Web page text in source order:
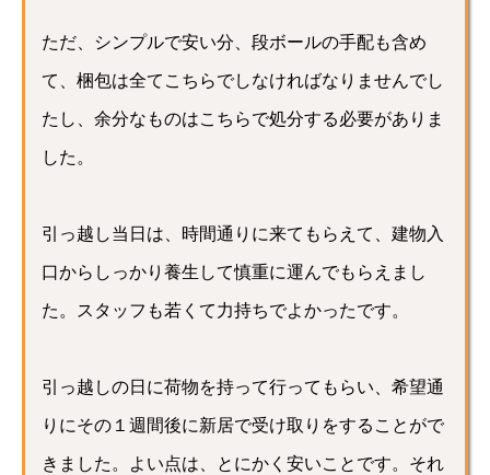
ただ、シンプルで安い分、段ボールの手配も含め
て、梱包は全てこちらでしなければなりませんでし
たし、余分なものはこちらで処分する必要がありま
した。
引っ越し当日は、時間通りに来てもらえて、建物入
口からしっかり養生して慎重に運んでもらえまし
た。スタッフも若くて力持ちでよかったです。
引っ越しの日に荷物を持って行ってもらい、希望通
りにその１週間後に新居で受け取りをすることがで
きました。よい点は、とにかく安いことです。それ